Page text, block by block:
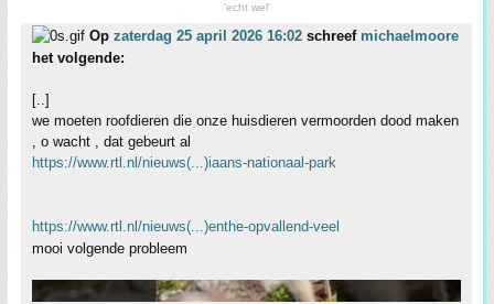
'echt wel'
Op zaterdag 25 april 2026 16:02 schreef michaelmoore
het volgende:
[..]
we moeten roofdieren die onze huisdieren vermoorden dood maken
, o wacht , dat gebeurt al
https://www.rtl.nl/nieuws(...)iaans-nationaal-park
https://www.rtl.nl/nieuws(...)enthe-opvallend-veel
mooi volgende probleem